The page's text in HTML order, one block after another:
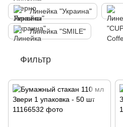
Линейка "Украина"
Линейка "SMILE"
Фильтр